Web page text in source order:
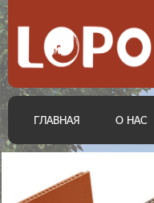
ГЛАВНАЯ О НАС